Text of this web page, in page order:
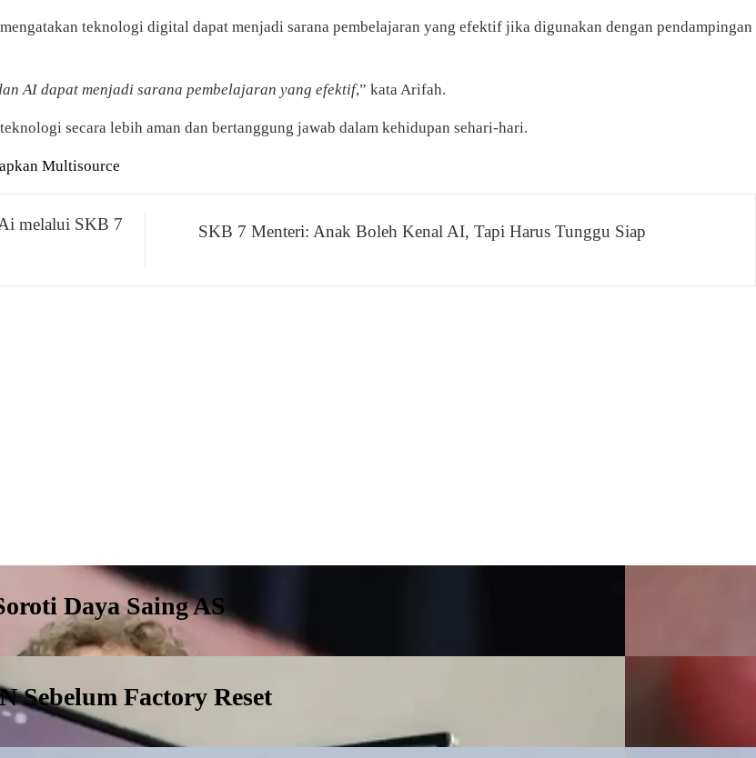
teknologi digital dapat menjadi sarana pembelajaran yang efektif jika digunakan dengan pendampingan
AI dapat menjadi sarana pembelajaran yang efektif,” kata Arifah.
secara lebih aman dan bertanggung jawab dalam kehidupan sehari-hari.
Multisource
melalui SKB 7
SKB 7 Menteri: Anak Boleh Kenal AI, Tapi Harus Tunggu Siap
Daya Saing AS
Sebelum Factory Reset